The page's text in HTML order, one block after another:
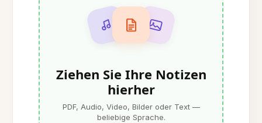
Ziehen Sie Ihre Notizen
hierher
PDF, Audio, Video, Bilder oder Text —
beliebige Sprache.